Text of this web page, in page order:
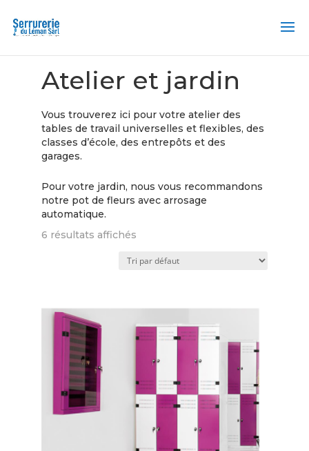
Atelier et jardin
Vous trouverez ici pour votre atelier des
tables de travail universelles et flexibles, des
classes d’école, des entrepôts et des
garages.
Pour votre jardin, nous vous recommandons
notre pot de fleurs avec arrosage
automatique.
6 résultats affichés